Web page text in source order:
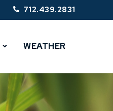
712.439.2831
WEATHER